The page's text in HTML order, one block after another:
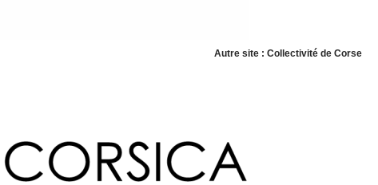
Autre site : Collectivité de Corse